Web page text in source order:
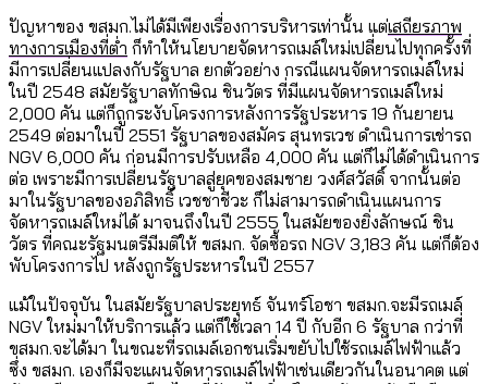
ปัญหาของ ขสมก.ไม่ได้มีเพียงเรื่องการบริหารเท่านั้น แต่เสถียรภาพ
ทางการเมืองที่ต่ำ ก็ทำให้นโยบายจัดหารถเมล์ใหม่เปลี่ยนไปทุกครั้งที่
มีการเปลี่ยนแปลงกับรัฐบาล ยกตัวอย่าง กรณีแผนจัดหารถเมล์ใหม่
ในปี 2548 สมัยรัฐบาลทักษิณ ชินวัตร ที่มีแผนจัดหารถเมล์ใหม่
2,000 คัน แต่ก็ถูกระงับโครงการหลังการรัฐประหาร 19 กันยายน
2549 ต่อมาในปี 2551 รัฐบาลของสมัคร สุนทรเวช ดำเนินการเช่ารถ
NGV 6,000 คัน ก่อนมีการปรับเหลือ 4,000 คัน แต่ก็ไม่ได้ดำเนินการ
ต่อ เพราะมีการเปลี่ยนรัฐบาลสู่ยุคของสมชาย วงศ์สวัสดิ์ จากนั้นต่อ
มาในรัฐบาลของอภิสิทธิ์ เวชชาชีวะ ก็ไม่สามารถดำเนินแผนการ
จัดหารถเมล์ใหม่ได้ มาจนถึงในปี 2555 ในสมัยของยิ่งลักษณ์ ชิน
วัตร ที่คณะรัฐมนตรีมีมติให้ ขสมก. จัดซื้อรถ NGV 3,183 คัน แต่ก็ต้อง
พับโครงการไป หลังถูกรัฐประหารในปี 2557
แม้ในปัจจุบัน ในสมัยรัฐบาลประยุทธ์ จันทร์โอชา ขสมก.จะมีรถเมล์
NGV ใหม่มาให้บริการแล้ว แต่ก็ใช้เวลา 14 ปี กับอีก 6 รัฐบาล กว่าที่
ขสมก.จะได้มา ในขณะที่รถเมล์เอกชนเริ่มขยับไปใช้รถเมล์ไฟฟ้าแล้ว
ซึ่ง ขสมก. เองก็มีจะแผนจัดหารถเมล์ไฟฟ้าเช่นเดียวกันในอนาคต แต่